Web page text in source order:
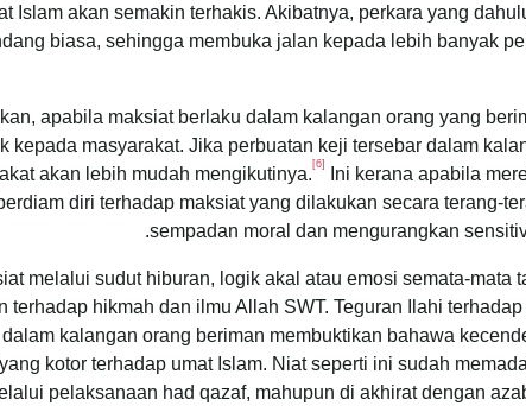
Islam akan semakin terhakis. Akibatnya, perkara yang
biasa, sehingga membuka jalan kepada lebih banyak
apabila maksiat berlaku dalam kalangan orang yang
kepada masyarakat. Jika perbuatan keji tersebar dalam
akan lebih mudah mengikutinya.[6]
Ini kerana apabila
diri terhadap maksiat yang dilakukan secara terang-
sempadan moral dan mengurangkan
melalui sudut hiburan, logik akal atau emosi semata-mata
terhadap hikmah dan ilmu Allah SWT. Teguran Ilahi
kalangan orang beriman membuktikan bahawa
kotor terhadap umat Islam. Niat seperti ini sudah
pelaksanaan had qazaf, mahupun di akhirat dengan